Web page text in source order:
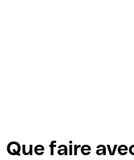
Que faire